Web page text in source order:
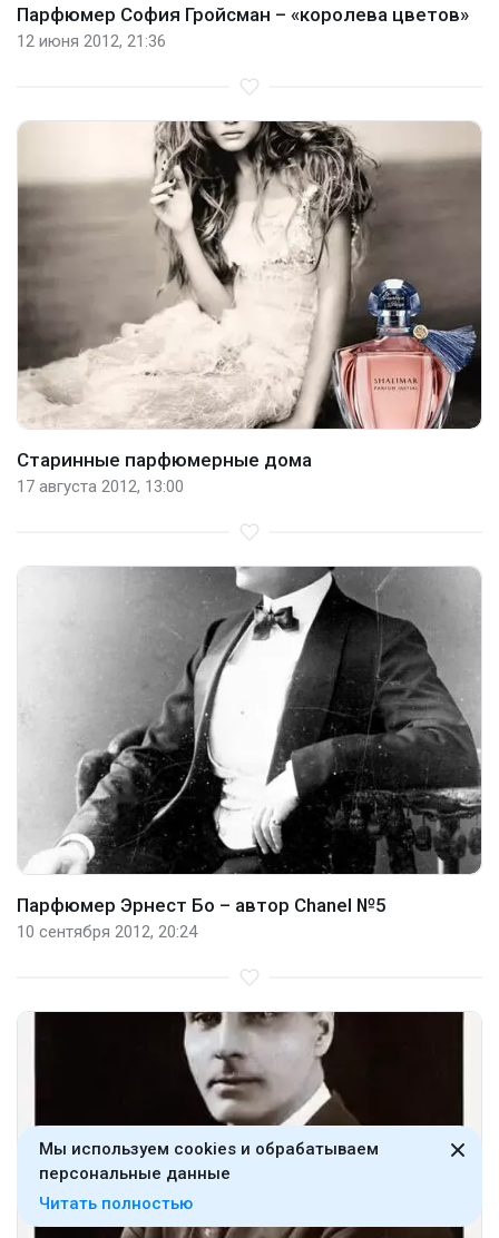
Мы используем cookies и обрабатываем
персональные данные
Читать полностью
Парфюмер София Гройсман – «королева цветов»
12 июня 2012, 21:36
Старинные парфюмерные дома
17 августа 2012, 13:00
Парфюмер Эрнест Бо – автор Chanel №5
10 сентября 2012, 20:24